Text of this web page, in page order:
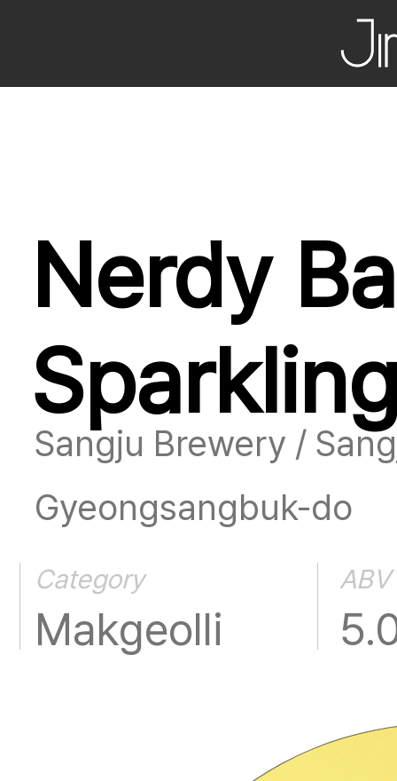
Nerdy
Sangju Brewery /
Gyeongsangbuk-do
Category
Makgeolli
ABV